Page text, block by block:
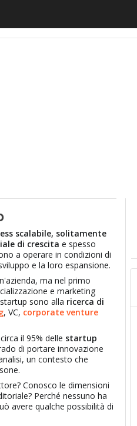
scalabile, solitamente
di crescita e spesso
a operare in condizioni di
e la loro espansione.
ma nel primo
e marketing
sono alla ricerca di
, VC, corporate venture
il 95% delle startup
di portare innovazione
un contesto che
Conosco le dimensioni
Perché nessuno ha
avere qualche possibilità di